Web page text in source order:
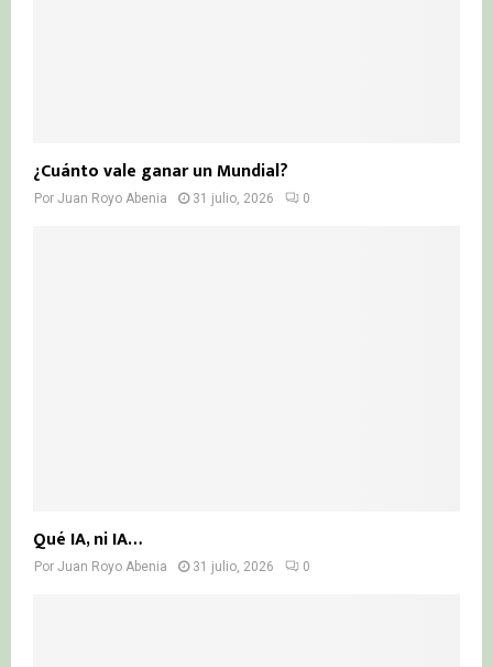
¿Cuánto vale ganar un Mundial?
Por Juan Royo Abenia 31 julio, 2026 0
Qué IA, ni IA…
Por Juan Royo Abenia 31 julio, 2026 0